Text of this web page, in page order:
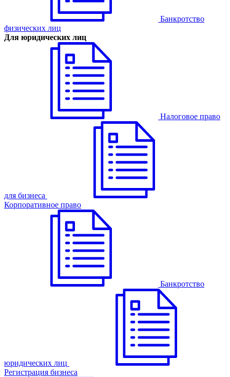
Банкротство
физических лиц
Для юридических лиц
Налоговое право
для бизнеса
Корпоративное право
Банкротство
юридических лиц
Регистрация бизнеса